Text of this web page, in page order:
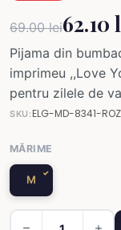
69.00 lei62.10
Pijama din
imprimeu ,,Love
pentru zilele de
SKU:ELG-MD-8341-
MĂRIME
M